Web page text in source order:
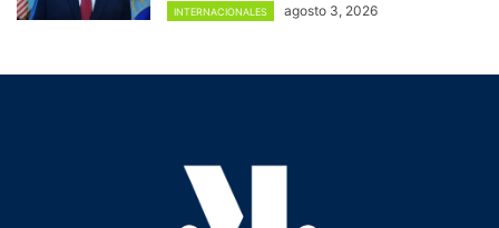
INTERNACIONALES agosto 3, 2026